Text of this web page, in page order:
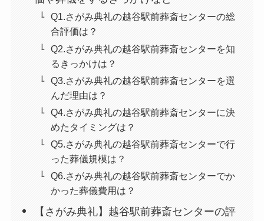
Q1.さがみ典礼の越谷駅前葬斎センターの総
合評価は？
Q2.さがみ典礼の越谷駅前葬斎センターを知
るきっかけは？
Q3.さがみ典礼の越谷駅前葬斎センターを選
んだ理由は？
Q4.さがみ典礼の越谷駅前葬斎センターに決
めたタイミングは？
Q5.さがみ典礼の越谷駅前葬斎センターで行
った葬儀規模は？
Q6.さがみ典礼の越谷駅前葬斎センターでか
かった葬儀費用は？
【さがみ典礼】越谷駅前葬斎センターの評